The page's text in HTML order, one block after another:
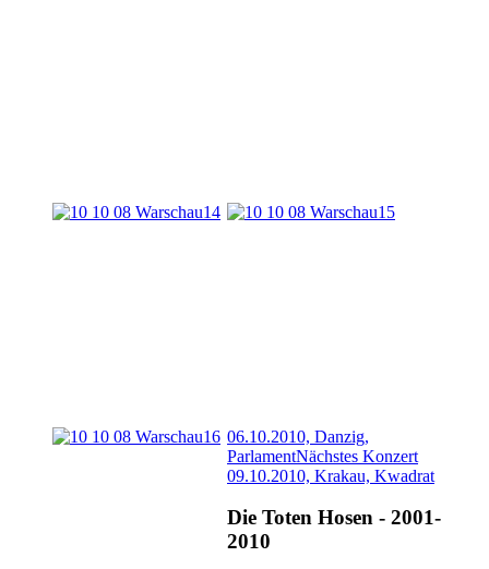
06.10.2010, Danzig,
ParlamentNächstes Konzert
09.10.2010, Krakau, Kwadrat
Die Toten Hosen - 2001-
2010